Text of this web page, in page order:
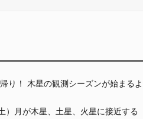
り！ 木星の観測シーズンが始まるよ
）月が木星、土星、火星に接近する